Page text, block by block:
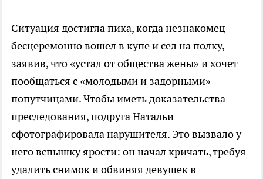
Ситуация достигла пика, когда незнакомец
бесцеремонно вошел в купе и сел на полку,
заявив, что «устал от общества жены» и хочет
пообщаться с «молодыми и задорными»
попутчицами. Чтобы иметь доказательства
преследования, подруга Натальи
сфотографировала нарушителя. Это вызвало у
него вспышку ярости: он начал кричать, требуя
удалить снимок и обвиняя девушек в